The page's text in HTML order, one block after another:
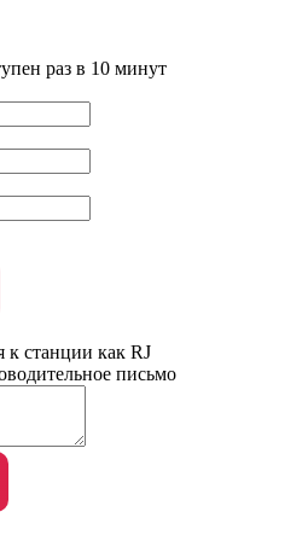
раз в 10 минут
к станции как RJ
письмо